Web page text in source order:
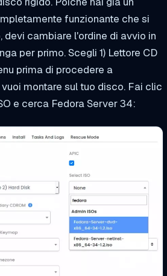
funzionante che si
devi cambiare l'ordine di avvio in
per primo. Scegli 1) Lettore CD
prima di procedere a
montare sul tuo disco. Fai clic
e cerca Fedora Server 34: